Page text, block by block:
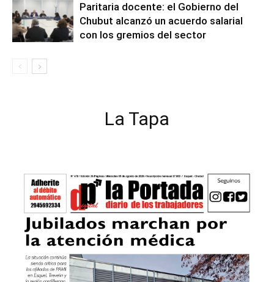
Paritaria docente: el Gobierno del
Chubut alcanzó un acuerdo salarial
con los gremios del sector
La Tapa